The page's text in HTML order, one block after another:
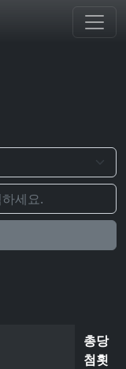
총당
첨횟